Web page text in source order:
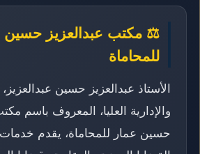
⚖️ مكتب عبدالعزيز حسين
للمحاماة
الأستاذ عبدالعزيز حسين
والإدارية العليا، المعروف باسم
حسين عمار للمحاماة، يقدم خدمات